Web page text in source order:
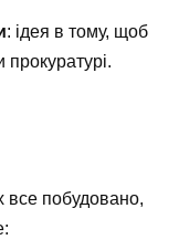
: ідея в тому, щоб
прокуратурі.
все побудовано,